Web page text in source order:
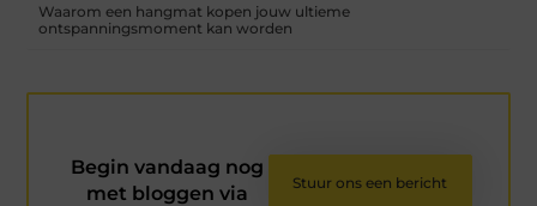
Waarom een hangmat kopen jouw ultieme
ontspanningsmoment kan worden
Begin vandaag nog
met bloggen via
Stuur ons een bericht